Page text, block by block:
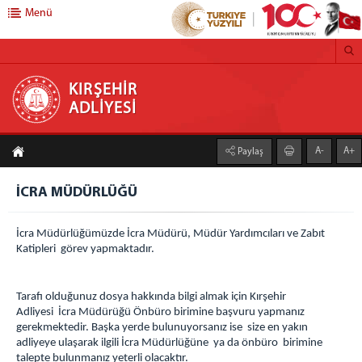
KIRŞEHİR ADLİYESİ
Anasayfa
Cumhuriyet Başsavcılığı
CUMHURİYET BAŞSAVCISI
CUMHURİYET BAŞSAVCI VEKİLİ
CUMHURİYET SAVCILARI
İDARİ İŞLER MÜDÜRLÜĞÜ
BİLGİ İŞLEM ŞEFLİĞİ
ADLİ SİCİL ŞEFLİĞİ
Menü
KIRŞEHİR
ADLİYESİ
Paylaş A- A+
İCRA MÜDÜRLÜĞÜ
İcra Müdürlüğümüzde İcra Müdürü, Müdür Yardımcıları ve Zabıt
Katipleri görev yapmaktadır.
Tarafı olduğunuz dosya hakkında bilgi almak için Kırşehir
Adliyesi İcra Müdürüğü Önbüro birimine başvuru yapmanız
gerekmektedir. Başka yerde bulunuyorsanız ise size en yakın
adliyeye ulaşarak ilgili İcra Müdürlüğüne ya da önbüro birimine
talepte bulunmanız yeterli olacaktır.